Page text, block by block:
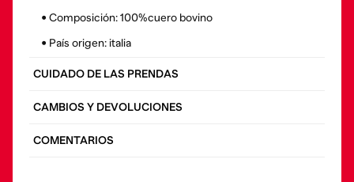
• Composición: 100%cuero bovino
• País origen: italia
CUIDADO DE LAS PRENDAS
CAMBIOS Y DEVOLUCIONES
COMENTARIOS